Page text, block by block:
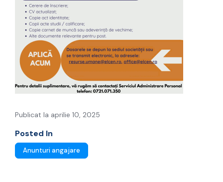
Publicat la aprilie 10, 2025
Posted In
Anunturi angajare